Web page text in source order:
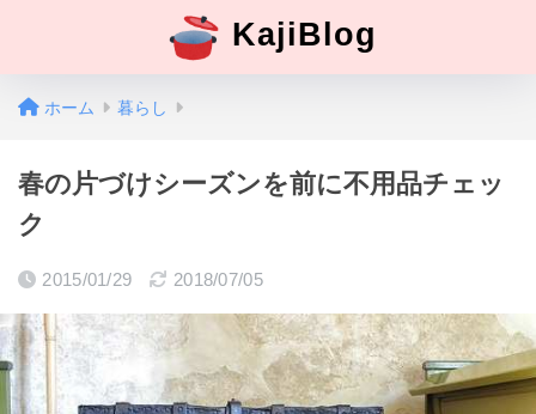
KajiBlog
ホーム 暮らし
春の片づけシーズンを前に不用品チェッ
ク
2015/01/29 2018/07/05